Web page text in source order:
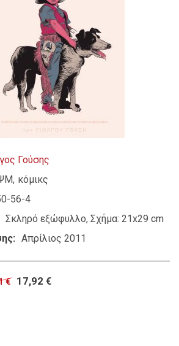
Γούσης
κόμικς
56-4
Σκληρό εξώφυλλο, Σχήμα: 21x29 cm
Απρίλιος 2011
€ 17,92 €